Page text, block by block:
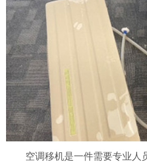
空调移机是一件需要专业人
打开